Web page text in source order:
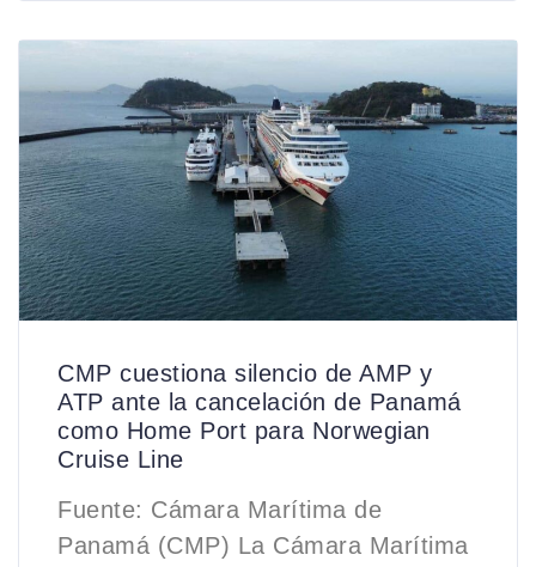
CMP cuestiona silencio de AMP y
ATP ante la cancelación de Panamá
como Home Port para Norwegian
Cruise Line
Fuente: Cámara Marítima de
Panamá (CMP) La Cámara Marítima